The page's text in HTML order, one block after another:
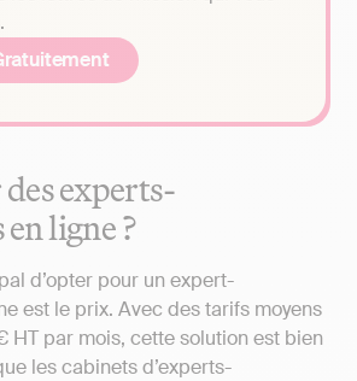
des experts-
ligne ?
d’opter pour un expert-
est le prix. Avec des tarifs moyens
HT par mois, cette solution est bien
les cabinets d’experts-